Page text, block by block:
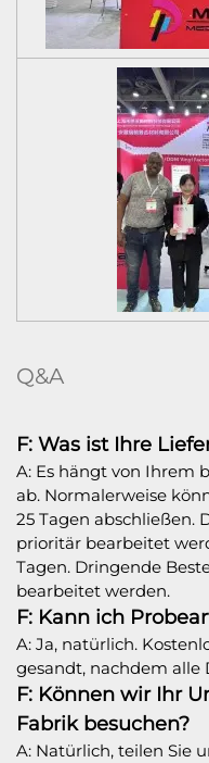
Q&A
F: Was ist Ihre
A: Es hängt von Ihrem
ab. Normalerweise
25 Tagen abschließen.
prioritär bearbeitet
Tagen. Dringende
bearbeitet werden.
F: Kann ich
A: Ja, natürlich.
gesandt, nachdem alle
F: Können wir Ihr
Fabrik besuchen?
A: Natürlich, teilen Sie